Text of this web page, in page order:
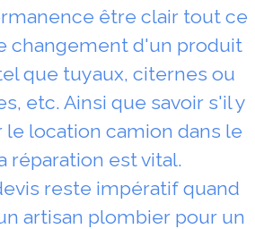
être clair tout ce
changement d'un produit
que tuyaux, citernes ou
etc. Ainsi que savoir s'il y
le location camion dans le
réparation est vital.
reste impératif quand
artisan plombier pour un